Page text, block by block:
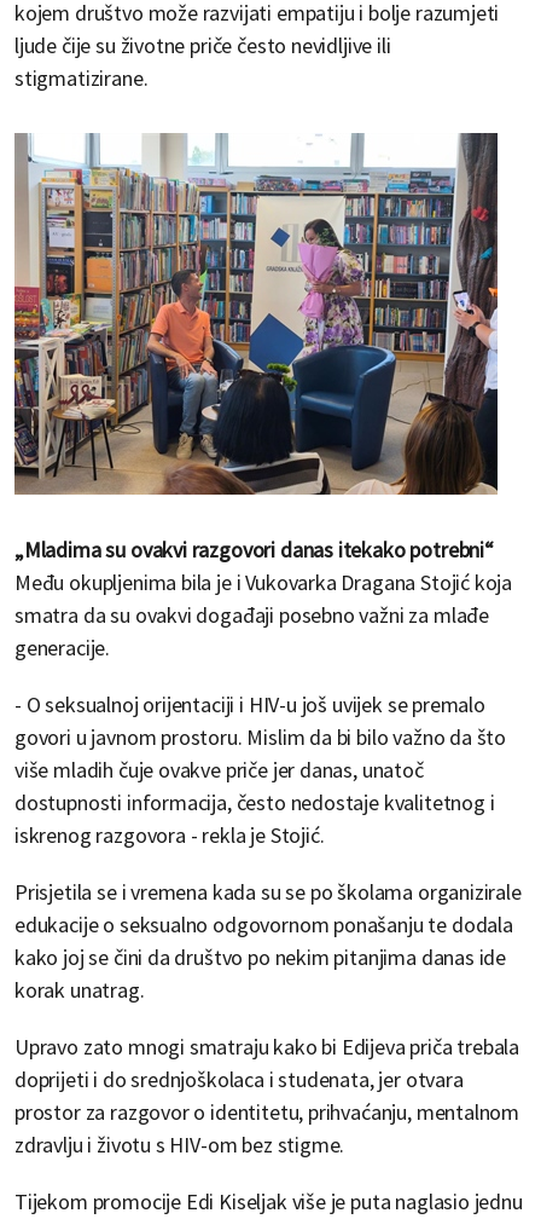
kojem društvo može razvijati empatiju i bolje razumjeti
ljude čije su životne priče često nevidljive ili
stigmatizirane.
„Mladima su ovakvi razgovori danas itekako potrebni“
Među okupljenima bila je i Vukovarka Dragana Stojić koja
smatra da su ovakvi događaji posebno važni za mlađe
generacije.
- O seksualnoj orijentaciji i HIV-u još uvijek se premalo
govori u javnom prostoru. Mislim da bi bilo važno da što
više mladih čuje ovakve priče jer danas, unatoč
dostupnosti informacija, često nedostaje kvalitetnog i
iskrenog razgovora - rekla je Stojić.
Prisjetila se i vremena kada su se po školama organizirale
edukacije o seksualno odgovornom ponašanju te dodala
kako joj se čini da društvo po nekim pitanjima danas ide
korak unatrag.
Upravo zato mnogi smatraju kako bi Edijeva priča trebala
doprijeti i do srednjoškolaca i studenata, jer otvara
prostor za razgovor o identitetu, prihvaćanju, mentalnom
zdravlju i životu s HIV-om bez stigme.
Tijekom promocije Edi Kiseljak više je puta naglasio jednu